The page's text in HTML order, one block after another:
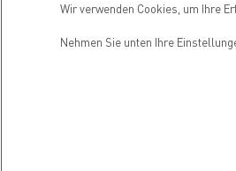
Wir verwenden Cookies, um Ihre
Nehmen Sie unten Ihre